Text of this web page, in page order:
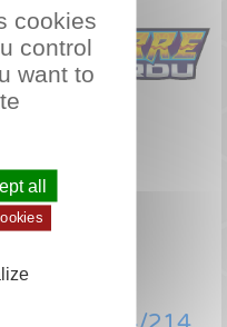
cookies
control
want to
all